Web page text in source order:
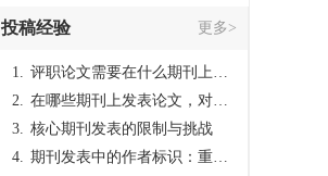
投稿经验 更多>
1. 评职论文需要在什么期刊上发表？
2. 在哪些期刊上发表论文，对考研有优势？
3. 核心期刊发表的限制与挑战
4. 期刊发表中的作者标识：重要性与实践